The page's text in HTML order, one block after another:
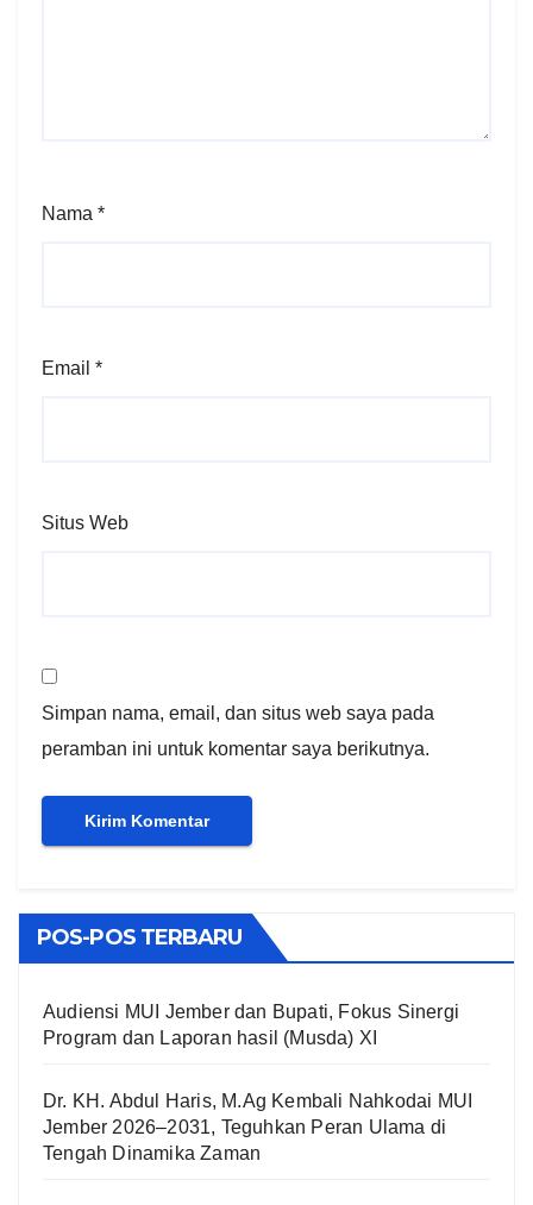
Nama *
Email *
Situs Web
Simpan nama, email, dan situs web saya pada
peramban ini untuk komentar saya berikutnya.
POS-POS TERBARU
Audiensi MUI Jember dan Bupati, Fokus Sinergi
Program dan Laporan hasil (Musda) XI
Dr. KH. Abdul Haris, M.Ag Kembali Nahkodai MUI
Jember 2026–2031, Teguhkan Peran Ulama di
Tengah Dinamika Zaman